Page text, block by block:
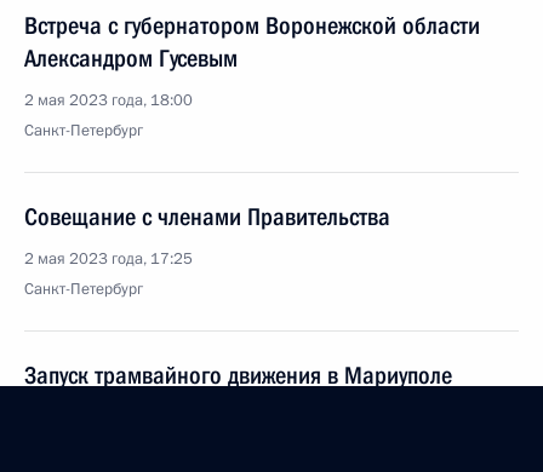
Встреча с губернатором Воронежской области
Александром Гусевым
2 мая 2023 года, 18:00
Санкт-Петербург
Совещание с членами Правительства
2 мая 2023 года, 17:25
Санкт-Петербург
Запуск трамвайного движения в Мариуполе